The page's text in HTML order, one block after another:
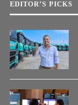
EDITOR’S PICKS